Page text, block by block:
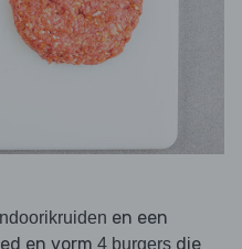
en een
en vorm 4 burgers die